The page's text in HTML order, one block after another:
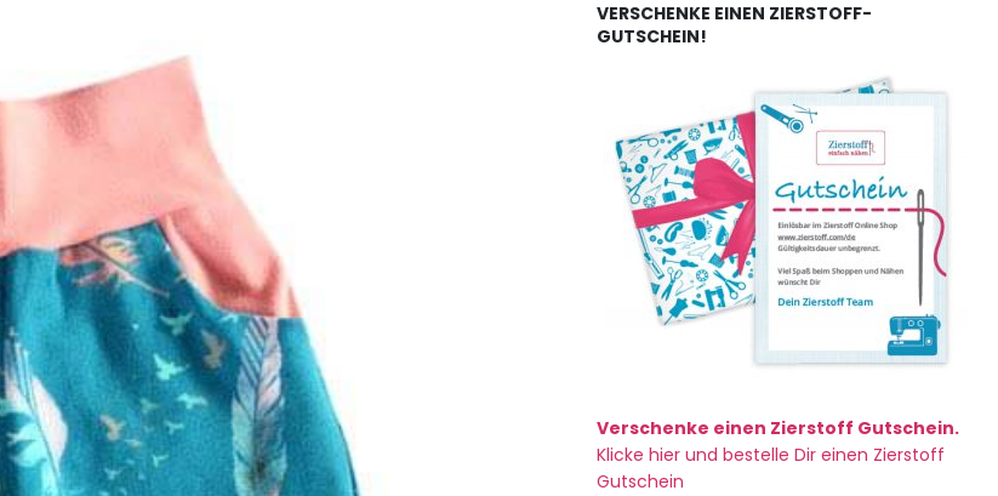
VERSCHENKE EINEN ZIERSTOFF-
GUTSCHEIN!
Verschenke einen Zierstoff Gutschein.
Klicke hier und bestelle Dir einen Zierstoff
Gutschein